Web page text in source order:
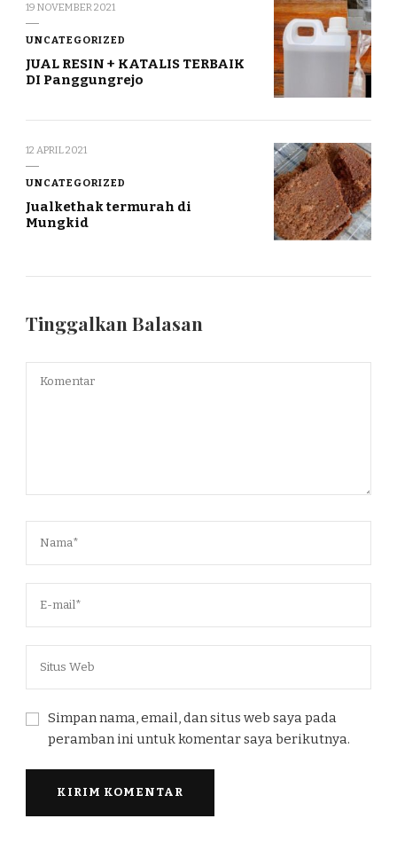
19 NOVEMBER 2021
UNCATEGORIZED
JUAL RESIN + KATALIS TERBAIK
DI Panggungrejo
12 APRIL 2021
UNCATEGORIZED
Jualkethak termurah di
Mungkid
Tinggalkan Balasan
Simpan nama, email, dan situs web saya pada
peramban ini untuk komentar saya berikutnya.